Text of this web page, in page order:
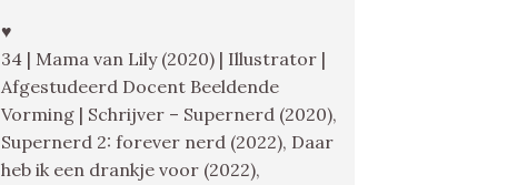
♥
34 | Mama van Lily (2020) | Illustrator |
Afgestudeerd Docent Beeldende
Vorming | Schrijver – Supernerd (2020),
Supernerd 2: forever nerd (2022), Daar
heb ik een drankje voor (2022),